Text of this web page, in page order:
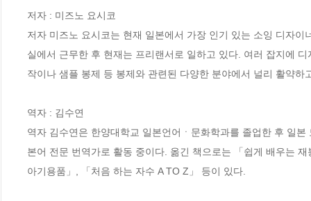
저자 : 미즈노 요시코
저자 미즈노 요시코는 현재 일본에서 가장 인기 있는 소잉 디자
실에서 근무한 후 현재는 프리랜서로 일하고 있다. 여러 잡지에
작이나 샘플 봉제 등 봉제와 관련된 다양한 분야에서 널리 활약하
역자 : 김수연
역자 김수연은 한양대학교 일본언어ㆍ문화학과를 졸업한 후 일
본어 전문 번역가로 활동 중이다. 옮긴 책으로는 「쉽게 배우는
아기용품」, 「처음 하는 자수 A TO Z」 등이 있다.